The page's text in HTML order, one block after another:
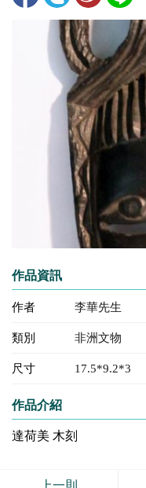
作品資訊
作者 李華先生
類別 非洲文物
尺寸 17.5*9.2*3
作品介紹
達荷美 木刻
上一則